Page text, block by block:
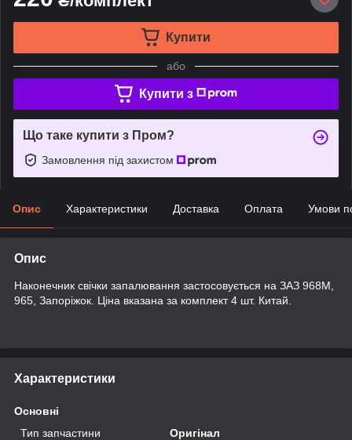
Купити
або
Купити з
Що таке купити з Пром?
Замовлення під захистом
Опис Характеристики Доставка Оплата Умови
Опис
Наконечник свічки запалювання застосовується на ЗАЗ 968М,
965, Запоріжок. Ціна вказана за комплект 4 шт. Китай.
Характеристики
Основні
Тип запчастини
Оригінал